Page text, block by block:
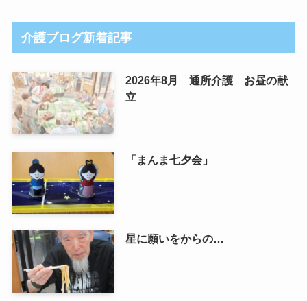
介護ブログ新着記事
2026年8月 通所介護 お昼の献
立
「まんま七夕会」
星に願いをからの…